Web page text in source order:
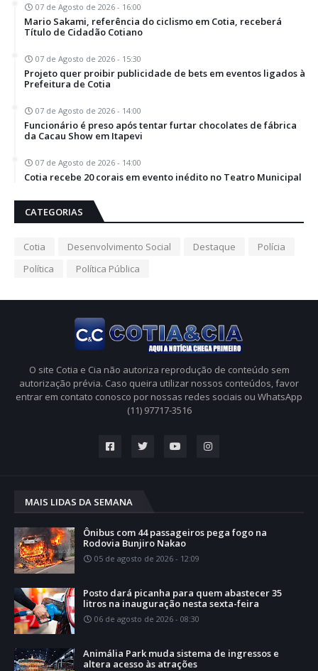
07 de Agosto de 2026 - 16:00
Mario Sakami, referência do ciclismo em Cotia, receberá
Título de Cidadão Cotiano
07 de Agosto de 2026 - 15:30
Projeto quer proibir publicidade de bets em eventos ligados à
Prefeitura de Cotia
07 de Agosto de 2026 - 14:00
Funcionário é preso após tentar furtar chocolates de fábrica
da Cacau Show em Itapevi
07 de Agosto de 2026 - 14:00
Cotia recebe 20 corais em evento inédito no Teatro Municipal
CATEGORIAS
Cotia Desenvolvimento Social Destaque
Polícia
Política
Política Pública
O site Cotia e Cia não autoriza reprodução de conteúdo sem
autorização prévia. Caso queira utilizar nossos conteúdos, favor
entrar em contato conosco por nossas redes sociais ou WhatsApp
(11) 97717-3516
MAIS LIDAS DA SEMANA
Ônibus com 44 passageiros pega fogo na
Rodovia Bunjiro Nakao
05 de agosto de 2026 - 12:09
Posto dará picanha para quem abastecer 35
litros na inauguração nesta sexta-feira
06 de agosto de 2026 - 08:30
Animália Park muda sistema de ingressos e
altera acesso às atrações